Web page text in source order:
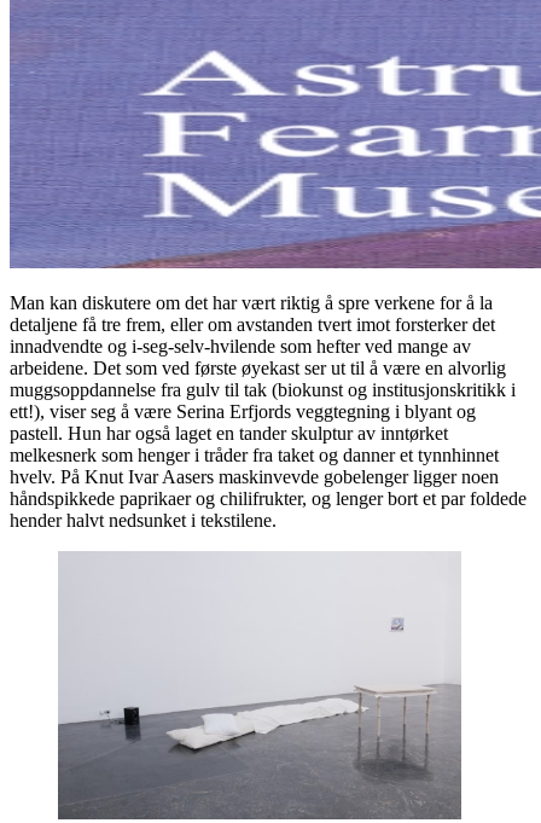
Man kan diskutere om det har vært riktig å spre verkene for å la
detaljene få tre frem, eller om avstanden tvert imot forsterker det
innadvendte og i-seg-selv-hvilende som hefter ved mange av
arbeidene. Det som ved første øyekast ser ut til å være en alvorlig
muggsoppdannelse fra gulv til tak (biokunst og institusjonskritikk i
ett!), viser seg å være Serina Erfjords veggtegning i blyant og
pastell. Hun har også laget en tander skulptur av inntørket
melkesnerk som henger i tråder fra taket og danner et tynnhinnet
hvelv. På Knut Ivar Aasers maskinvevde gobelenger ligger noen
håndspikkede paprikaer og chilifrukter, og lenger bort et par foldede
hender halvt nedsunket i tekstilene.